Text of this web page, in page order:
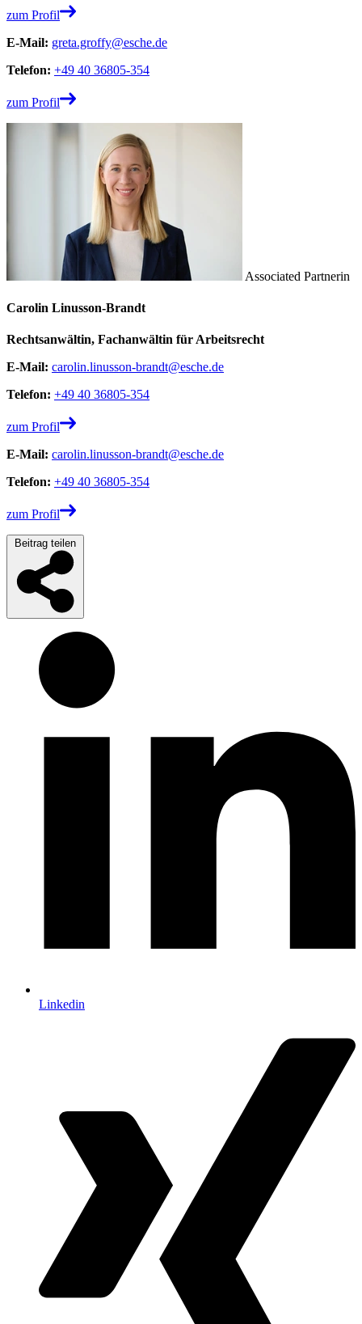
zum Profil
E-Mail: greta.groffy@esche.de
Telefon: +49 40 36805-354
zum Profil
Associated Partnerin
Carolin Linusson-Brandt
Rechtsanwältin, Fachanwältin für Arbeitsrecht
E-Mail: carolin.linusson-brandt@esche.de
Telefon: +49 40 36805-354
zum Profil
E-Mail: carolin.linusson-brandt@esche.de
Telefon: +49 40 36805-354
zum Profil
Beitrag teilen
Linkedin